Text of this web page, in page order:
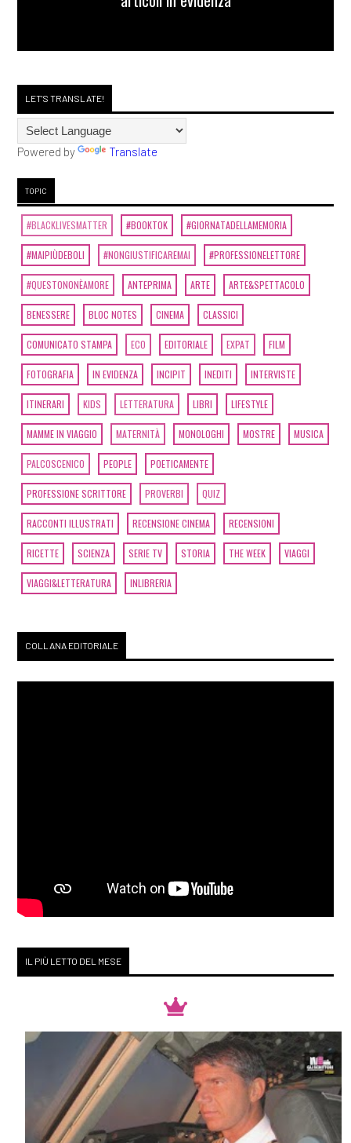
LET'S TRANSLATE!
Powered by Translate
TOPIC
#BLACKLIVESMATTER #BOOKTOK #GIORNATADELLAMEMORIA
#MAIPIÙDEBOLI #NONGIUSTIFICAREMAI #PROFESSIONELETTORE
#QUESTONONÈAMORE ANTEPRIMA ARTE ARTE&SPETTACOLO
BENESSERE BLOC NOTES CINEMA CLASSICI
COMUNICATO STAMPA ECO EDITORIALE EXPAT FILM
FOTOGRAFIA IN EVIDENZA INCIPIT INEDITI INTERVISTE
ITINERARI KIDS LETTERATURA LIBRI LIFESTYLE
MAMME IN VIAGGIO MATERNITÀ MONOLOGHI MOSTRE MUSICA
PALCOSCENICO PEOPLE POETICAMENTE
PROFESSIONE SCRITTORE PROVERBI QUIZ
RACCONTI ILLUSTRATI RECENSIONE CINEMA RECENSIONI
RICETTE SCIENZA SERIE TV STORIA THE WEEK VIAGGI
VIAGGI&LETTERATURA INLIBRERIA
COLLANA EDITORIALE
IL PIÙ LETTO DEL MESE